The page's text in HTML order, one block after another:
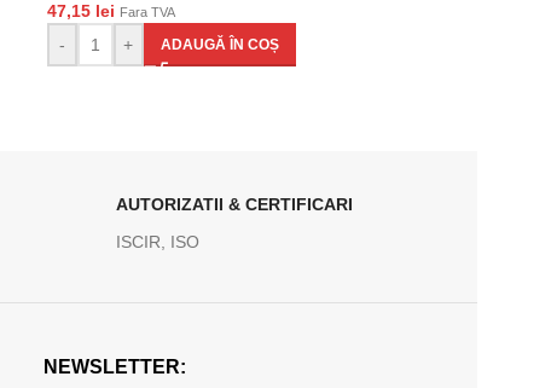
47,15 lei Fara TVA
- + ADAUGĂ ÎN COȘ
AUTORIZATII & CERTIFICARI
ISCIR, ISO
NEWSLETTER: